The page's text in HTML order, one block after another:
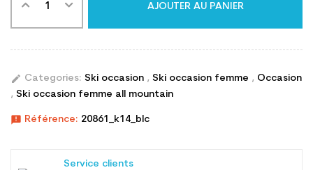
AJOUTER AU PANIER
edit Categories: Ski occasion , Ski occasion femme , Occasion
, Ski occasion femme all mountain
announcement Référence: 20861_k14_blc
Service clients